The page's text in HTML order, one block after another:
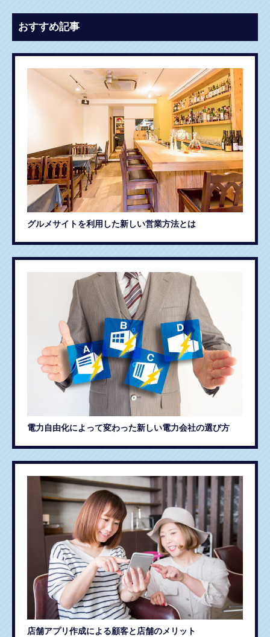
おすすめ記事
グルメサイトを利用した新しい営業方法とは
電力自由化によって変わった新しい電力会社の選び方
店舗アプリ作成による顧客と店舗のメリット